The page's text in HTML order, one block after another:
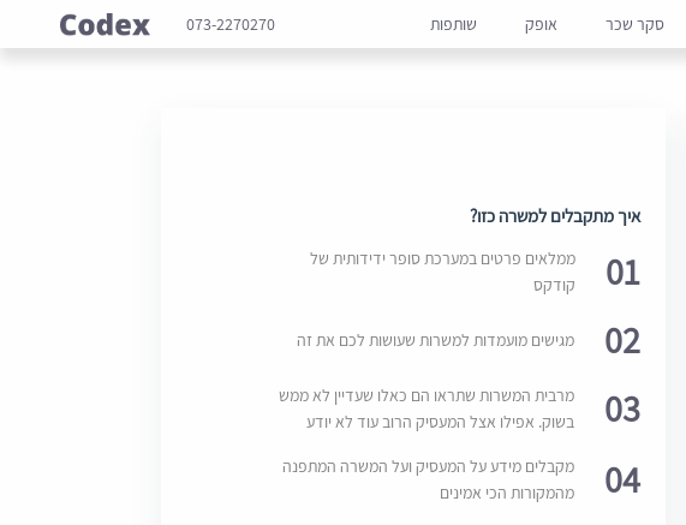
סקר שכר אופק שותפות 073-2270270
איך מתקבלים למשרה כזו?
01
ממלאים פרטים במערכת סופר ידידותית של
קודקס
02 מגישים מועמדות למשרות שעושות לכם את זה
03
מרבית המשרות שתראו הם כאלו שעדיין לא ממש
בשוק. אפילו אצל המעסיק הרוב עוד לא יודע
04
מקבלים מידע על המעסיק ועל המשרה המתפנה
מהמקורות הכי אמינים